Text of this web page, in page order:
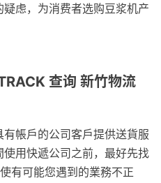
虑，为消费者选购豆浆机产
查询 新竹物流
帳戶的公司客戶提供送貨服
用快遞公司之前，最好先找
有可能您遇到的業務不正